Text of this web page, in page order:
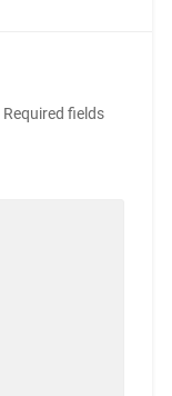
Required fields